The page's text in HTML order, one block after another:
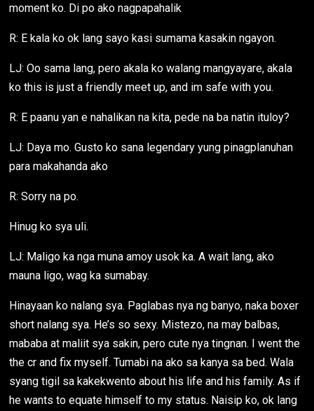
moment ko. Di po ako nagpapahalik
R: E kala ko ok lang sayo kasi sumama kasakin ngayon.
LJ: Oo sama lang, pero akala ko walang mangyayare, akala
ko this is just a friendly meet up, and im safe with you.
R: E paanu yan e nahalikan na kita, pede na ba natin ituloy?
LJ: Daya mo. Gusto ko sana legendary yung pinagplanuhan
para makahanda ako
R: Sorry na po.
Hinug ko sya uli.
LJ: Maligo ka nga muna amoy usok ka. A wait lang, ako
mauna ligo, wag ka sumabay.
Hinayaan ko nalang sya. Paglabas nya ng banyo, naka boxer
short nalang sya. He’s so sexy. Mistezo, na may balbas,
mababa at maliit sya sakin, pero cute nya tingnan. I went the
the cr and fix myself. Tumabi na ako sa kanya sa bed. Wala
syang tigil sa kakekwento about his life and his family. As if
he wants to equate himself to my status. Naisip ko, ok lang